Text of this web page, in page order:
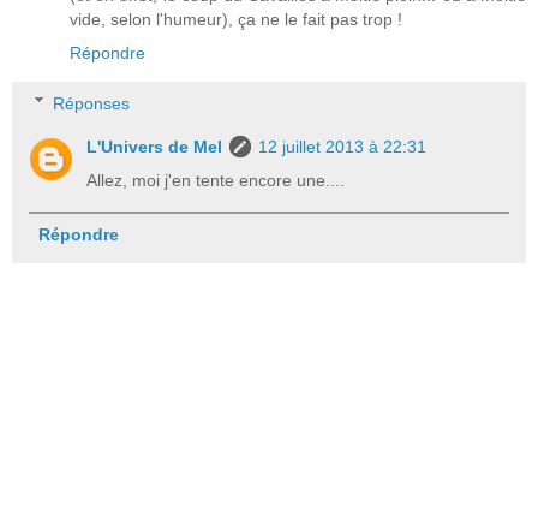
vide, selon l'humeur), ça ne le fait pas trop !
Répondre
Réponses
L'Univers de Mel
12 juillet 2013 à 22:31
Allez, moi j'en tente encore une....
Répondre